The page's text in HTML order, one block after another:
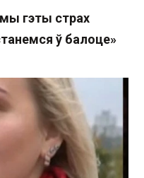
гэты страх
ў балоце»